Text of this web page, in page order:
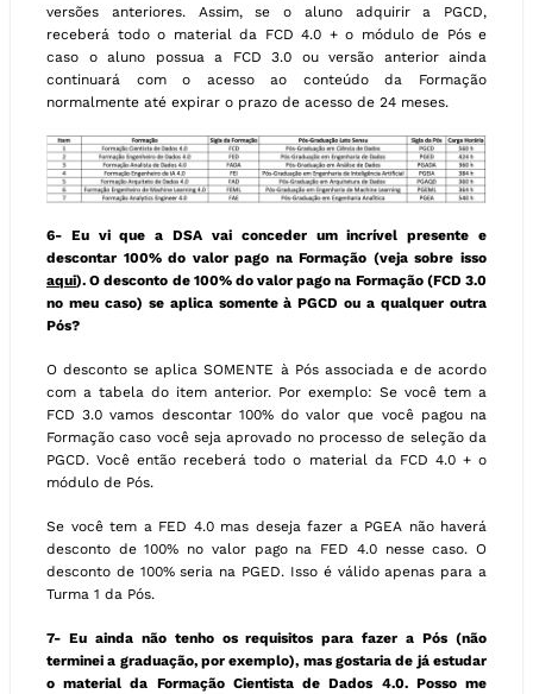
versões anteriores. Assim, se o aluno adquirir a PGCD,
receberá todo o material da FCD 4.0 + o módulo de Pós e
caso o aluno possua a FCD 3.0 ou versão anterior ainda
continuará com o acesso ao conteúdo da Formação
normalmente até expirar o prazo de acesso de 24 meses.
6- Eu vi que a DSA vai conceder um incrível presente e
descontar 100% do valor pago na Formação (veja sobre isso
aqui). O desconto de 100% do valor pago na Formação (FCD 3.0
no meu caso) se aplica somente à PGCD ou a qualquer outra
Pós?
O desconto se aplica SOMENTE à Pós associada e de acordo
com a tabela do item anterior. Por exemplo: Se você tem a
FCD 3.0 vamos descontar 100% do valor que você pagou na
Formação caso você seja aprovado no processo de seleção da
PGCD. Você então receberá todo o material da FCD 4.0 + o
módulo de Pós.
Se você tem a FED 4.0 mas deseja fazer a PGEA não haverá
desconto de 100% no valor pago na FED 4.0 nesse caso. O
desconto de 100% seria na PGED. Isso é válido apenas para a
Turma 1 da Pós.
7- Eu ainda não tenho os requisitos para fazer a Pós (não
terminei a graduação, por exemplo), mas gostaria de já estudar
o material da Formação Cientista de Dados 4.0. Posso me